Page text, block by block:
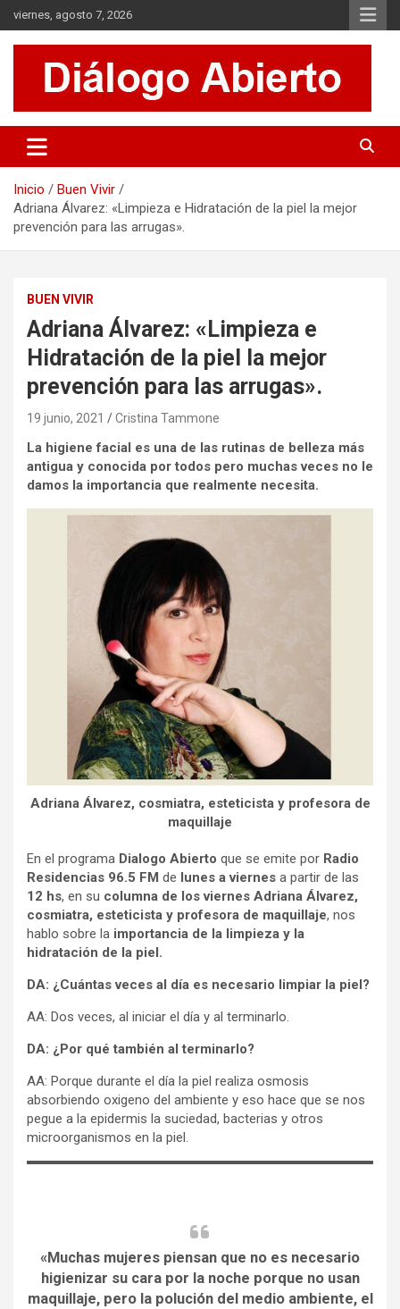
Saltar
al
contenido
viernes, agosto 7, 2026
Diálogo Abierto
Se tratan diversos temas de actualidad buscando hacer un
aporte a la sociedad, brindando información relevante de lo que
Inicio
Buen Vivir
Adriana Álvarez: «Limpieza e Hidratación de la piel la mejor
prevención para las arrugas».
BUEN VIVIR
Adriana Álvarez: «Limpieza e
Hidratación de la piel la mejor
prevención para las arrugas».
19 junio, 2021 Cristina Tammone
La higiene facial es una de las rutinas de belleza más
antigua y conocida por todos pero muchas veces no le
damos la importancia que realmente necesita.
Adriana Álvarez, cosmiatra, esteticista y profesora de
maquillaje
En el programa Dialogo Abierto que se emite por Radio
Residencias 96.5 FM de lunes a viernes a partir de las
12 hs, en su columna de los viernes Adriana Álvarez,
cosmiatra, esteticista y profesora de maquillaje, nos
hablo sobre la importancia de la limpieza y la
hidratación de la piel.
DA: ¿Cuántas veces al día es necesario limpiar la piel?
AA: Dos veces, al iniciar el día y al terminarlo.
DA: ¿Por qué también al terminarlo?
AA: Porque durante el día la piel realiza osmosis
absorbiendo oxigeno del ambiente y eso hace que se nos
pegue a la epidermis la suciedad, bacterias y otros
microorganismos en la piel.
«Muchas mujeres piensan que no es necesario
higienizar su cara por la noche porque no usan
maquillaje, pero la polución del medio ambiente, el